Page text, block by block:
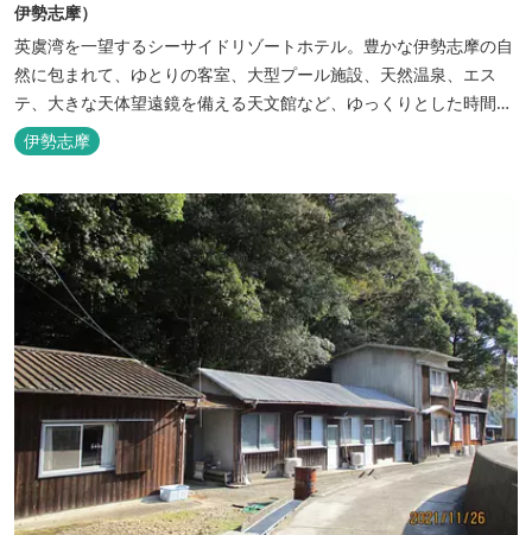
伊勢志摩）
英虞湾を一望するシーサイドリゾートホテル。豊かな伊勢志摩の自
然に包まれて、ゆとりの客室、大型プール施設、天然温泉、エス
テ、大きな天体望遠鏡を備える天文館など、ゆっくりとした時間を
楽しみながら過ごすことができます。 屋内プール：通年 屋外プー
ル：2025年7月19日（土）～8月31日（日）
伊勢志摩